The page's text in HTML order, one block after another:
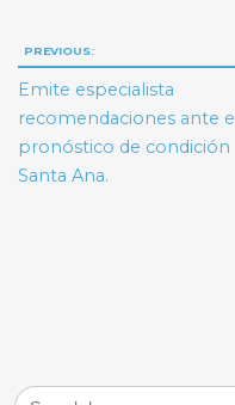
Navegación
de
entradas
PREVIOUS:
Emite especialista
recomendaciones ante el
pronóstico de condición
Santa Ana.
Search